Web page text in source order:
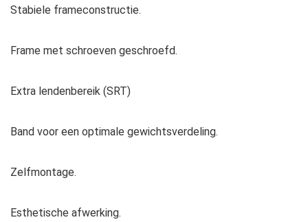
Stabiele frameconstructie.
Frame met schroeven geschroefd.
Extra lendenbereik (SRT)
Band voor een optimale gewichtsverdeling.
Zelfmontage.
Esthetische afwerking.